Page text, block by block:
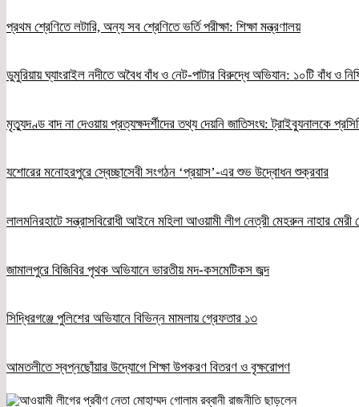
প্রথম শ্রেণিতে লটারি, অন্য সব শ্রেণিতে ভর্তি পরীক্ষা: শিক্ষা মন্ত্রণালয়
ডুমুরিয়ায় ঘ্যাংরাইল নদীতে অবৈধ বাঁধ ও নেট-পাটার বিরুদ্ধে অভিযান: ১০টি বাঁধ ও
মৃত্যুদণ্ড বাদ না দেওয়ায় প্রত্যক্ষদর্শীদের তথ্য দেয়নি জাতিসংঘ: ট্রাইব্যুনালকে
যশোরের মনোহরপুরে স্বেচ্ছাসেবী সংগঠন ‘প্রয়াস’-এর শুভ উদ্বোধন শুক্রবার
লালমনিরহাটে সন্ত্রাসবিরোধী আইনে মহিলা আওয়ামী লীগ নেত্রী মেহরুন নাহার মেরী
জামালপুরে বিজিবির পৃথক অভিযানে ভারতীয় মদ-কসমেটিকস জব্দ
সিদ্ধিরগঞ্জে পুলিশের অভিযানে বিভিন্ন মামলায় গ্রেফতার ১৩
আমতলীতে স্বপ্নছোঁয়ার উদ্যোগে শিক্ষা উপকরণ বিতরণ ও বৃক্ষরোপণ